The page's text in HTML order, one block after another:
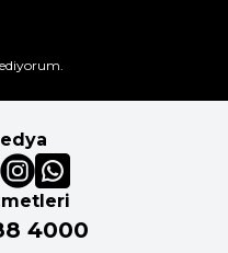
4000